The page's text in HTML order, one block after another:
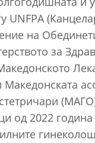
UNFPA
на
за
од 2022